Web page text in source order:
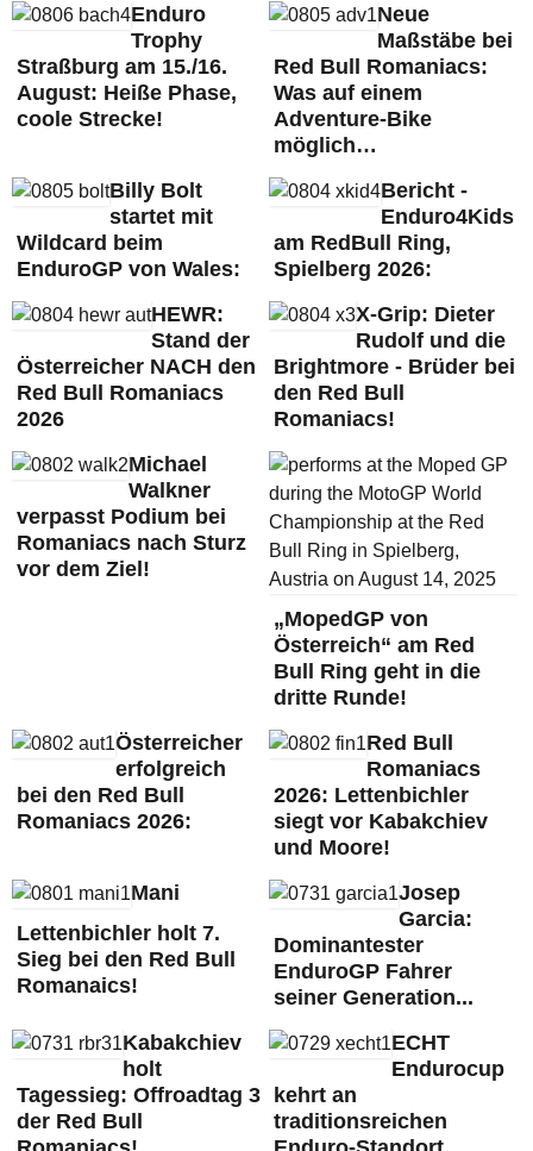
Enduro
Trophy
Straßburg am 15./16.
August: Heiße Phase,
coole Strecke!
Neue
Maßstäbe bei
Red Bull Romaniacs:
Was auf einem
Adventure-Bike
möglich…
Billy Bolt
startet mit
Wildcard beim
EnduroGP von Wales:
Bericht -
Enduro4Kids
am RedBull Ring,
Spielberg 2026:
HEWR:
Stand der
Österreicher NACH den
Red Bull Romaniacs
2026
X-Grip: Dieter
Rudolf und die
Brightmore - Brüder bei
den Red Bull
Romaniacs!
Michael
Walkner
verpasst Podium bei
Romaniacs nach Sturz
vor dem Ziel!
„MopedGP von
Österreich“ am Red
Bull Ring geht in die
dritte Runde!
Österreicher
erfolgreich
bei den Red Bull
Romaniacs 2026:
Red Bull
Romaniacs
2026: Lettenbichler
siegt vor Kabakchiev
und Moore!
Mani
Lettenbichler holt 7.
Sieg bei den Red Bull
Romanaics!
Josep
Garcia:
Dominantester
EnduroGP Fahrer
seiner Generation...
Kabakchiev
holt
Tagessieg: Offroadtag 3
der Red Bull
ECHT
Endurocup
kehrt an
traditionsreichen